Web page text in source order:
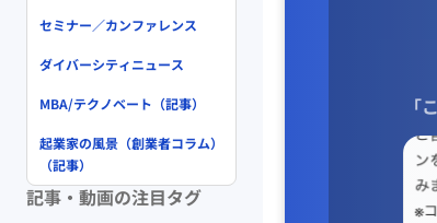
「
セミナー／カンファレンス
ダイバーシティニュース
MBA/テクノベート（記事）
起業家の風景（創業者コラム）
（記事）
記事・動画の注目タグ